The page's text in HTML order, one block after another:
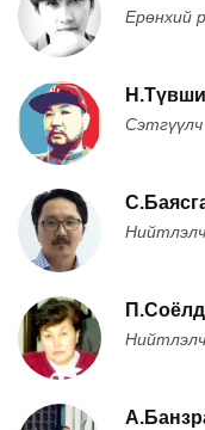
Ерөнхий
Сэтгүүлч
Нийтлэлч